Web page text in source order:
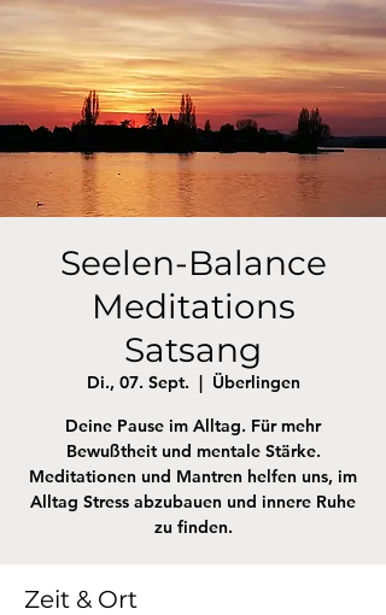
Seelen-Balance
Meditations
Satsang
Di., 07. Sept.
  |
Überlingen
Deine Pause im Alltag. Für mehr
Bewußtheit und mentale Stärke.
Meditationen und Mantren helfen uns, im
Alltag Stress abzubauen und innere Ruhe
zu finden.
Zeit & Ort